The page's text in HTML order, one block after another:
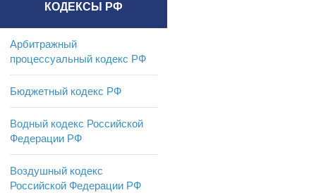
КОДЕКСЫ РФ
Арбитражный
процессуальный кодекс РФ
Бюджетный кодекс РФ
Водный кодекс Российской
Федерации РФ
Воздушный кодекс
Российской Федерации РФ